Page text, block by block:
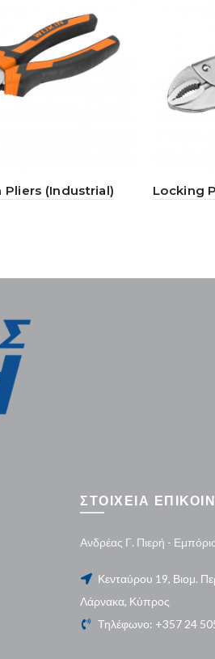
Pliers (Industrial) Locking
ΣΤΟΙΧΕΙΑ
Ανδρέας Γ. Πιερή -
Κενταύρου 19, Βιομ.
Λάρνακα, Κύπρος
Τηλέφωνο: +357 24